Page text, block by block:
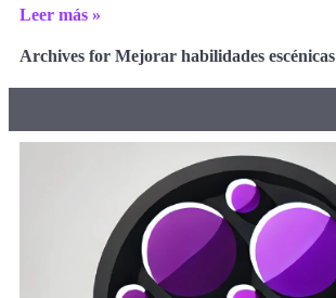
Leer más »
Archives for Mejorar habilidades escénicas